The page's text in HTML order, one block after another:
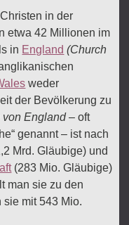
in der
etwa 42 Millionen im
in England (Church
weder
der Bevölkerung zu
von England– oft
genannt – ist nach
Mrd. Gläubige) und
(283 Mio. Gläubige)
man sie zu den
sie mit 543 Mio.